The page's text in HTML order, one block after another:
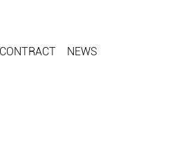
CONTRACT NEWS